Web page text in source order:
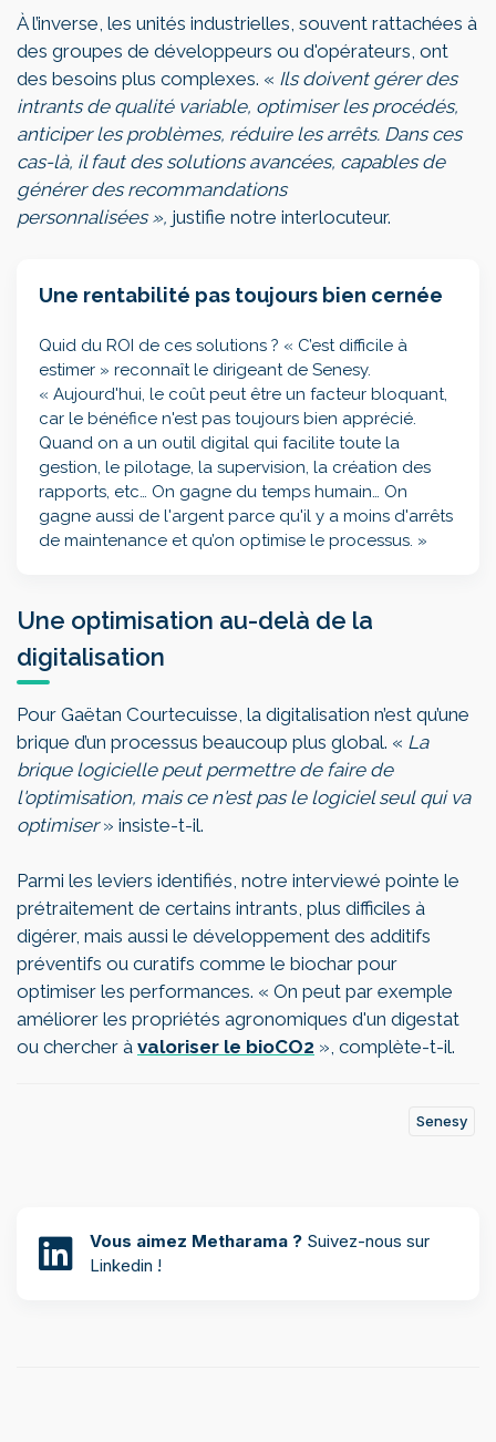
À l’inverse, les unités industrielles, souvent rattachées à
des groupes de développeurs ou d'opérateurs, ont
des besoins plus complexes. « Ils doivent gérer des
intrants de qualité variable, optimiser les procédés,
anticiper les problèmes, réduire les arrêts. Dans ces
cas-là, il faut des solutions avancées, capables de
générer des recommandations
personnalisées », justifie notre interlocuteur.
Une rentabilité pas toujours bien cernée
Quid du ROI de ces solutions ? « C’est difficile à
estimer » reconnaît le dirigeant de Senesy.
« Aujourd'hui, le coût peut être un facteur bloquant,
car le bénéfice n'est pas toujours bien apprécié.
Quand on a un outil digital qui facilite toute la
gestion, le pilotage, la supervision, la création des
rapports, etc… On gagne du temps humain… On
gagne aussi de l'argent parce qu'il y a moins d'arrêts
de maintenance et qu’on optimise le processus. »
Une optimisation au-delà de la
digitalisation
Pour Gaëtan Courtecuisse, la digitalisation n’est qu’une
brique d’un processus beaucoup plus global. « La
brique logicielle peut permettre de faire de
l'optimisation, mais ce n'est pas le logicielseul qui va
optimiser» insiste-t-il.
Parmi les leviers identifiés, notre interviewé pointe le
prétraitement de certains intrants, plus difficiles à
digérer, mais aussi le développement des additifs
préventifs ou curatifs comme le biochar pour
optimiser les performances. « On peut par exemple
améliorer les propriétés agronomiques d'un digestat
ou chercher à valoriser le bioCO2 », complète-t-il.
Senesy
Vous aimez Metharama ? Suivez-nous sur
Linkedin !